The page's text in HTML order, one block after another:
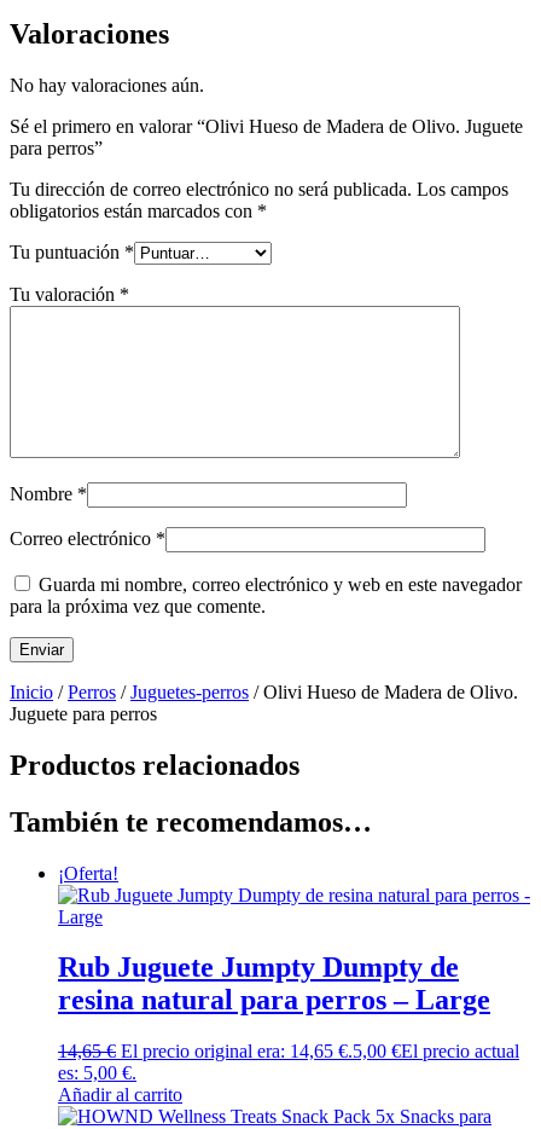
Valoraciones
No hay valoraciones aún.
Sé el primero en valorar “Olivi Hueso de Madera de Olivo. Juguete
para perros”
Tu dirección de correo electrónico no será publicada. Los campos
obligatorios están marcados con *
Tu puntuación *
Tu valoración *
Nombre *
Correo electrónico *
Guarda mi nombre, correo electrónico y web en este navegador
para la próxima vez que comente.
Inicio /Perros /Juguetes-perros / Olivi Hueso de Madera de Olivo.
Juguete para perros
Productos relacionados
También te recomendamos…
¡Oferta!
Rub Juguete Jumpty Dumpty de
resina natural para perros – Large
14,65€ El precio original era: 14,65 €.5,00 €El precio actual
es: 5,00 €.
Añadir al carrito